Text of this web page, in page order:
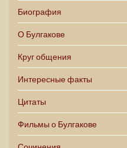
Биография
О Булгакове
Круг общения
Интересные факты
Цитаты
Фильмы о Булгакове